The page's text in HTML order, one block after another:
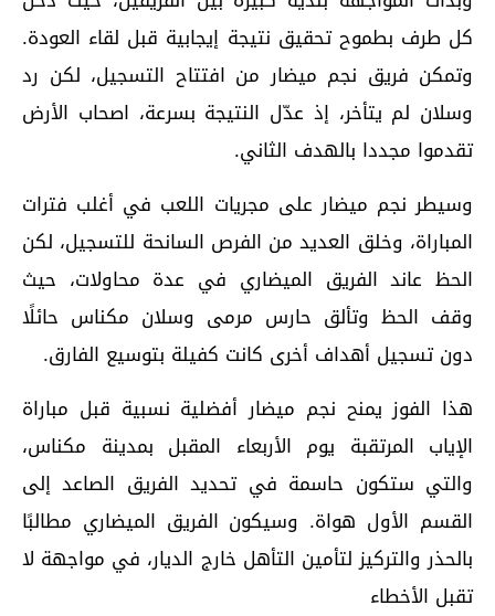
كل طرف بطموح تحقيق نتيجة إيجابية قبل لقاء العودة.
وتمكن فريق نجم ميضار من افتتاح التسجيل، لكن رد
وسلان لم يتأخر، إذ عدّل النتيجة بسرعة، اصحاب الأرض
تقدموا مجددا بالهدف الثاني.
وسيطر نجم ميضار على مجريات اللعب في أغلب فترات
المباراة، وخلق العديد من الفرص السانحة للتسجيل، لكن
الحظ عاند الفريق الميضاري في عدة محاولات، حيث
وقف الحظ وتألق حارس مرمى وسلان مكناس حائلًا
دون تسجيل أهداف أخرى كانت كفيلة بتوسيع الفارق.
هذا الفوز يمنح نجم ميضار أفضلية نسبية قبل مباراة
الإياب المرتقبة يوم الأربعاء المقبل بمدينة مكناس،
والتي ستكون حاسمة في تحديد الفريق الصاعد إلى
القسم الأول هواة. وسيكون الفريق الميضاري مطالبًا
بالحذر والتركيز لتأمين التأهل خارج الديار، في مواجهة لا
تقبل الأخطاء